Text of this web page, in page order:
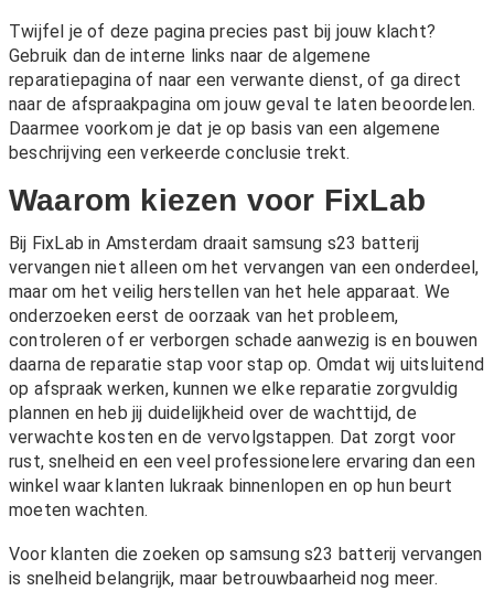
Twijfel je of deze pagina precies past bij jouw klacht?
Gebruik dan de interne links naar de algemene
reparatiepagina of naar een verwante dienst, of ga direct
naar de afspraakpagina om jouw geval te laten beoordelen.
Daarmee voorkom je dat je op basis van een algemene
beschrijving een verkeerde conclusie trekt.
Waarom kiezen voor FixLab
Bij FixLab in Amsterdam draait samsung s23 batterij
vervangen niet alleen om het vervangen van een onderdeel,
maar om het veilig herstellen van het hele apparaat. We
onderzoeken eerst de oorzaak van het probleem,
controleren of er verborgen schade aanwezig is en bouwen
daarna de reparatie stap voor stap op. Omdat wij uitsluitend
op afspraak werken, kunnen we elke reparatie zorgvuldig
plannen en heb jij duidelijkheid over de wachttijd, de
verwachte kosten en de vervolgstappen. Dat zorgt voor
rust, snelheid en een veel professionelere ervaring dan een
winkel waar klanten lukraak binnenlopen en op hun beurt
moeten wachten.
Voor klanten die zoeken op samsung s23 batterij vervangen
is snelheid belangrijk, maar betrouwbaarheid nog meer.